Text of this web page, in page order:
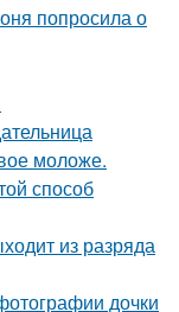
попросила о
моложе.
способ
из разряда
дочки